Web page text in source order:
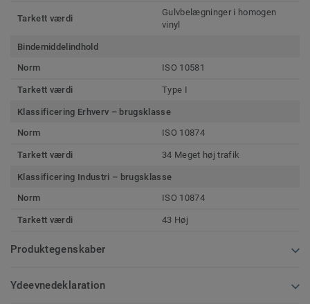
Tarkett værdi
Gulvbelægninger i homogen
vinyl
Bindemiddelindhold
Norm
ISO 10581
Tarkett værdi Type I
Klassificering Erhverv – brugsklasse
Norm
ISO 10874
Tarkett værdi 34 Meget høj trafik
Klassificering Industri – brugsklasse
Norm
ISO 10874
Tarkett værdi 43 Høj
Produktegenskaber
Ydeevnedeklaration